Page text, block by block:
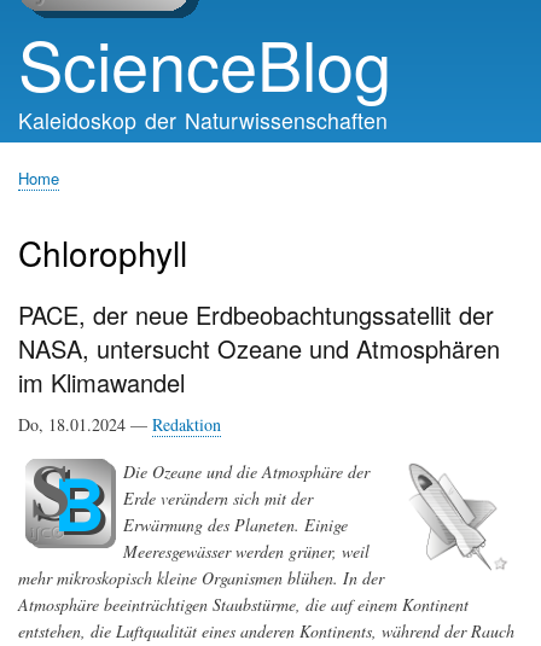
ScienceBlog
Kaleidoskop der Naturwissenschaften
Home
Chlorophyll
PACE, der neue Erdbeobachtungssatellit der
NASA, untersucht Ozeane und Atmosphären
im Klimawandel
Do, 18.01.2024 — Redaktion
Die Ozeane und die Atmosphäre der
Erde verändern sich mit der
Erwärmung des Planeten. Einige
Meeresgewässer werden grüner, weil
mehr mikroskopisch kleine Organismen blühen. In der
Atmosphäre beeinträchtigen Staubstürme, die auf einem Kontinent
entstehen, die Luftqualität eines anderen Kontinents, während der Rauch